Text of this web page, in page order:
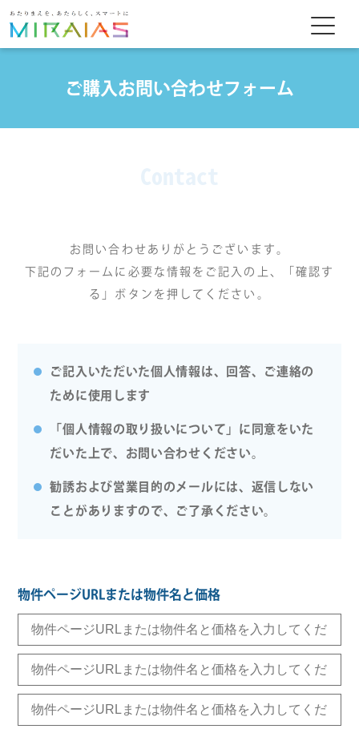
ご購入お問い合わせフォーム
お問い合わせありがとうございます。
下記のフォームに必要な情報をご記入の上、「確認す
る」ボタンを押してください。
ご記入いただいた個人情報は、回答、ご連絡の
ために使用します
「個人情報の取り扱いについて」に同意をいた
だいた上で、お問い合わせください。
勧誘および営業目的のメールには、返信しない
ことがありますので、ご了承ください。
物件ページURLまたは物件名と価格